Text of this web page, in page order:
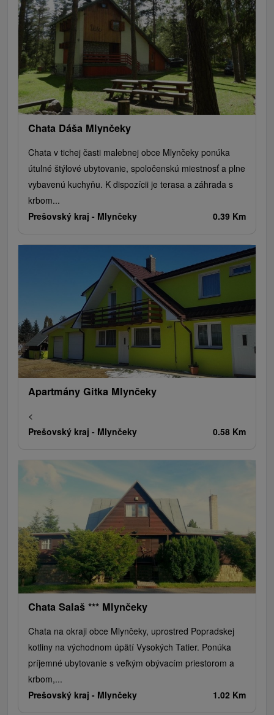
Chata Dáša Mlynčeky
Chata v tichej časti malebnej obce Mlynčeky ponúka
útulné štýlové ubytovanie, spoločenskú miestnosť a plne
vybavenú kuchyňu. K dispozícii je terasa a záhrada s
krbom...
Prešovský kraj - Mlynčeky 0.39 Km
Apartmány Gitka Mlynčeky
<
Prešovský kraj - Mlynčeky 0.58 Km
Chata Salaš *** Mlynčeky
Chata na okraji obce Mlynčeky, uprostred Popradskej
kotliny na východnom úpätí Vysokých Tatier. Ponúka
príjemné ubytovanie s veľkým obývacím priestorom a
krbom,...
Prešovský kraj - Mlynčeky 1.02 Km